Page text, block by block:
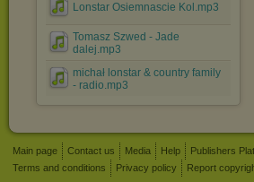
Lonstar Osiemnascie Kol.mp3
Tomasz Szwed - Jade
dalej.mp3
michał lonstar & country family
- radio.mp3
Main page Contact us Media Help
Publishers
Terms and conditions
Privacy policy Report